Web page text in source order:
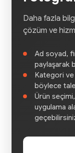
Daha fazla
çözüm ve
Ad soyad,
paylaşarak
Kategori ve
böylece
Ürün
uygulama